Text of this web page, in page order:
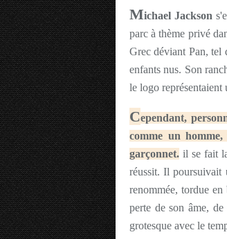
Michael Jackson
parc à thème privé
Grec déviant Pan, tel
enfants nus. Son
le logo représentaient
Cependant,
comme un
garçonnet. il se fait
réussit. Il poursuivait
renommée, tordue
perte de son âme,
grotesque avec le